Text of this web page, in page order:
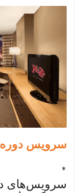
سرویس
*
سرویس‌های